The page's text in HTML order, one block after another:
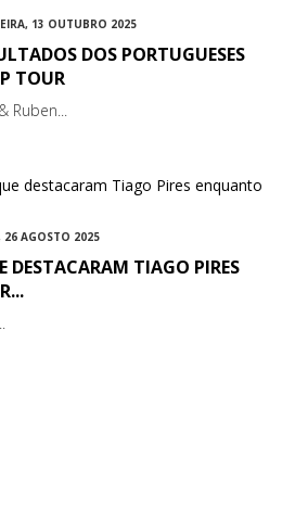
13 OUTUBRO 2025
DOS PORTUGUESES
TOUR
Ruben...
26 AGOSTO 2025
DESTACARAM TIAGO PIRES